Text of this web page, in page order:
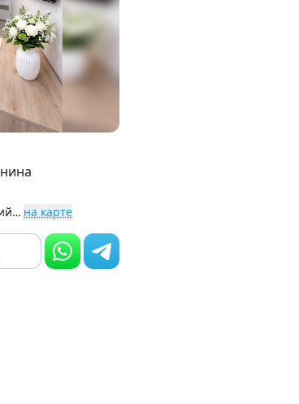
Ларина 45 строение 1, Ворошиловский р-н на карте